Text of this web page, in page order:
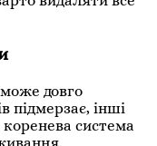
може довго
підмерзає, інші
система